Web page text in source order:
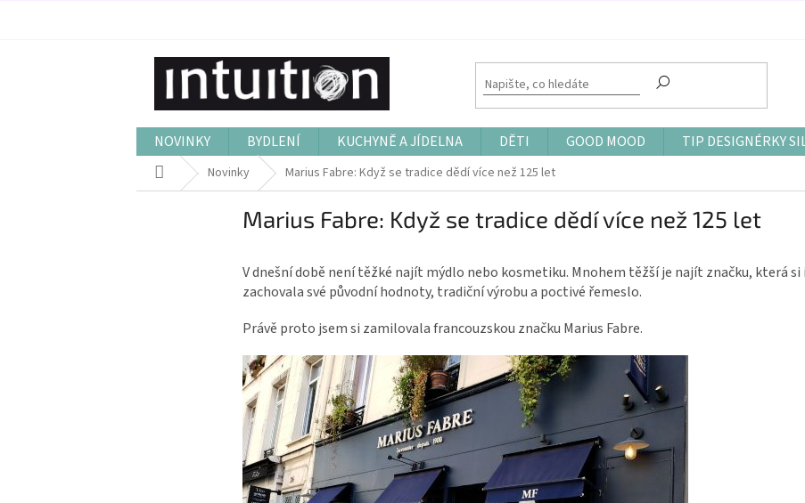
NOVINKY BYDLENÍ KUCHYNĚ A JÍDELNA DĚTI GOOD MOOD TIP DESIGNÉRKY
Domů Novinky Marius Fabre: Když se tradice dědí více než 125 let
Marius Fabre: Když se tradice dědí více než 125 let
V dnešní době není těžké najít mýdlo nebo kosmetiku. Mnohem těžší je najít značku, která
zachovala své původní hodnoty, tradiční výrobu a poctivé řemeslo.
Právě proto jsem si zamilovala francouzskou značku Marius Fabre.